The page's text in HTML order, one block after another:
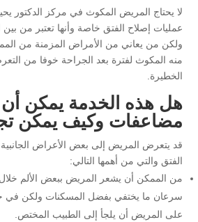
لا يحتاج المريض المكوث في مركز الدكتور
عمليات إصلاح الفتق خاصة وأنها تعتبر من
ولكن من يعاني من الأمراض المزمنة من
منه المكوث لفترة بعد الجراحة خوفا من
الخطيرة.
هل هذه الخدمة يمكن
مضاعفات وكيف يمكن
قد يتعرض المريض إلى بعض الأعراض الجانبية
الفتق والتي من أهمها التالي:
من الممكن أن يشعر المريض ببعض الألم
سرعان ما يختفي بفضل المسكنات ولكن في
على المريض أن يلجأ إلى الطبيب المختص.